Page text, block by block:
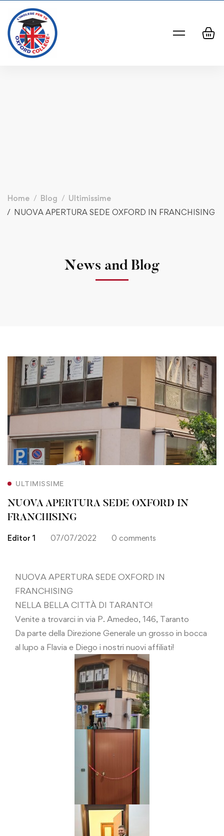
Home Blog
Ultimissime
NUOVA APERTURA SEDE OXFORD IN FRANCHISING
News and Blog
ULTIMISSIME
NUOVA APERTURA SEDE OXFORD IN
FRANCHISING
Editor 1 07/07/2022 0 comments
NUOVA APERTURA SEDE OXFORD IN
FRANCHISING
NELLA BELLA CITTÀ DI TARANTO!
Venite a trovarci in via P. Amedeo, 146, Taranto
Da parte della Direzione Generale un grosso in bocca
al lupo a Flavia e Diego i nostri nuovi affiliati!